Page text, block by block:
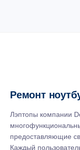
Ремонт
Лэптопы компании
предоставляющие
Каждый